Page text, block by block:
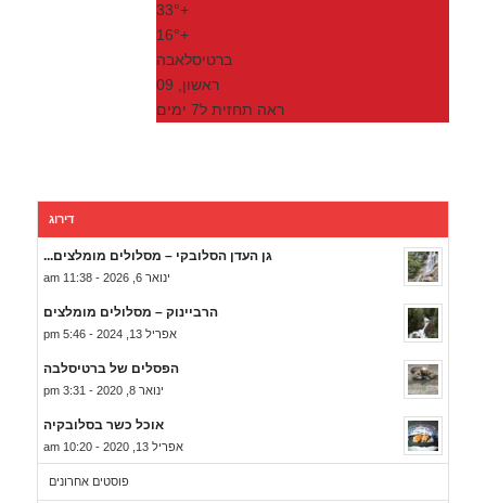
+
33°
+
16°
ברטיסלאבה
ראשון, 09
ראה תחזית ל7 ימים
דירוג
גן העדן הסלובקי – מסלולים מומלצים...
ינואר 6, 2026 - 11:38 am
הרביינוק – מסלולים מומלצים
אפריל 13, 2024 - 5:46 pm
הפסלים של ברטיסלבה
ינואר 8, 2020 - 3:31 pm
אוכל כשר בסלובקיה
אפריל 13, 2020 - 10:20 am
פוסטים אחרונים